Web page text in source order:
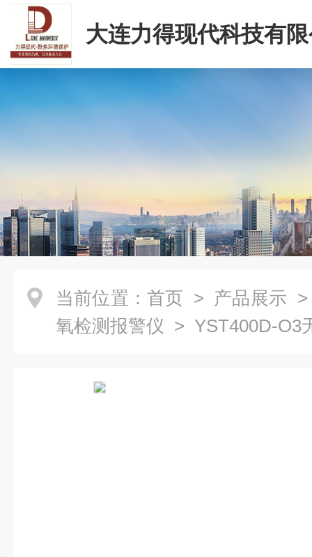
大连力得现代科技有
当前位置： 首页 > 产品展示
氧检测报警仪 > YST400D-O3